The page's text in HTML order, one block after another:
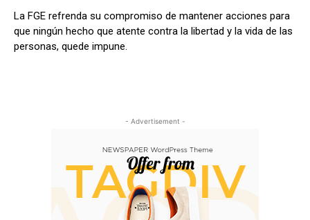
La FGE refrenda su compromiso de mantener acciones para
que ningún hecho que atente contra la libertad y la vida de las
personas, quede impune.
- Advertisement -